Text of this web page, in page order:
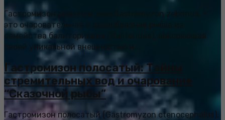
Гастромизон реки Нан, или Gastromyzon zebrinus, –
это очаровательная и своеобразная рыбка из
семейства балиториевых (Balitoridae), покоряющая
своей уникальной внешностью и...
Гастромизон полосатый: Тайны
стремительных вод и очарование
“Сказочной рыбы”
Гастромизон полосатый (Gastromyzon ctenocephalus),